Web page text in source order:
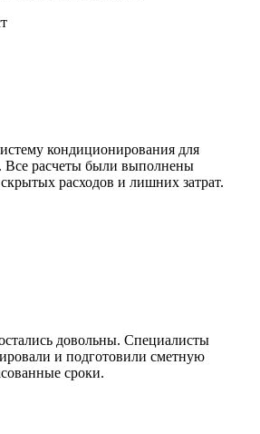
кондиционирования для
Все расчеты были выполнены
расходов и лишних затрат.
довольны. Специалисты
и подготовили сметную
сроки.